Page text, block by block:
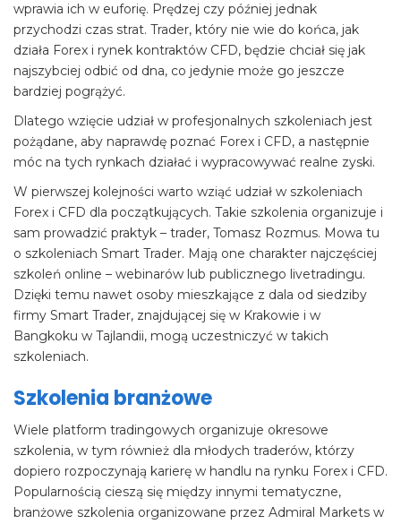
wprawia ich w euforię. Prędzej czy później jednak
przychodzi czas strat. Trader, który nie wie do końca, jak
działa Forex i rynek kontraktów CFD, będzie chciał się jak
najszybciej odbić od dna, co jedynie może go jeszcze
bardziej pogrążyć.
Dlatego wzięcie udział w profesjonalnych szkoleniach jest
pożądane, aby naprawdę poznać Forex i CFD, a następnie
móc na tych rynkach działać i wypracowywać realne zyski.
W pierwszej kolejności warto wziąć udział w szkoleniach
Forex i CFD dla początkujących. Takie szkolenia organizuje i
sam prowadzić praktyk – trader, Tomasz Rozmus. Mowa tu
o szkoleniach Smart Trader. Mają one charakter najczęściej
szkoleń online – webinarów lub publicznego livetradingu.
Dzięki temu nawet osoby mieszkające z dala od siedziby
firmy Smart Trader, znajdującej się w Krakowie i w
Bangkoku w Tajlandii, mogą uczestniczyć w takich
szkoleniach.
Szkolenia branżowe
Wiele platform tradingowych organizuje okresowe
szkolenia, w tym również dla młodych traderów, którzy
dopiero rozpoczynają karierę w handlu na rynku Forex i CFD.
Popularnością cieszą się między innymi tematyczne,
branżowe szkolenia organizowane przez Admiral Markets w